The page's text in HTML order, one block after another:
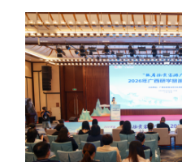
会展 彩票
悦读 公益
亚太网 上市公司
地方频道